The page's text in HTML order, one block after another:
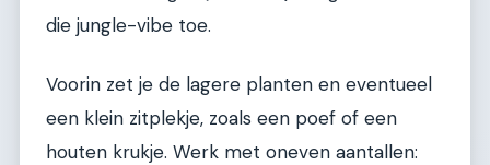
die jungle-vibe toe.
Voorin zet je de lagere planten en eventueel
een klein zitplekje, zoals een poef of een
houten krukje. Werk met oneven aantallen: